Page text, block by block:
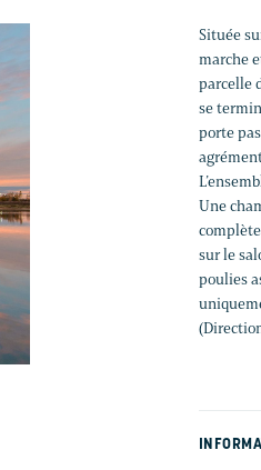
Située
marche
parcelle
se
porte
Une
sur le
poulies